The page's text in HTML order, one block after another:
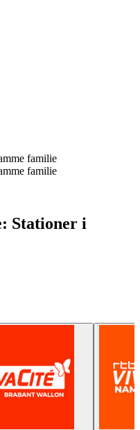
familie
familie
Stationer i